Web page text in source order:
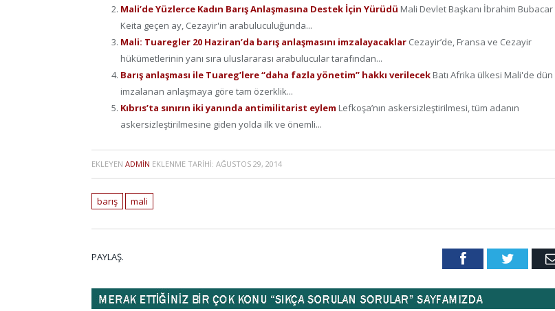
Mali’de Yüzlerce Kadın Barış Anlaşmasına Destek İçin Yürüdü Mali Devlet Başkanı İbrahim Bubacar
Keita geçen ay, Cezayir'in arabuluculuğunda...
Mali: Tuaregler 20 Haziran’da barış anlaşmasını imzalayacaklar Cezayir’de, Fransa ve Cezayir
hükümetlerinin yanı sıra uluslararası arabulucular tarafından...
Barış anlaşması ile Tuareg’lere “daha fazla yönetim” hakkı verilecek Batı Afrika ülkesi Mali'de dün
imzalanan anlaşmaya göre tam özerklik...
Kıbrıs’ta sınırın iki yanında antimilitarist eylem Lefkoşa’nın askersizleştirilmesi, tüm adanın
askersizleştirilmesine giden yolda ilk ve önemli...
EKLEYEN ADMIN EKLENME TARIHI: AĞUSTOS 29, 2014
barış mali
PAYLAŞ. FacebookTwitter